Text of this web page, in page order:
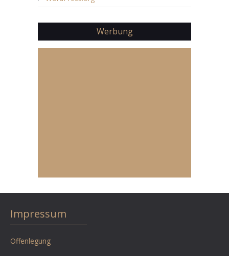
Werbung
Impressum
Offenlegung